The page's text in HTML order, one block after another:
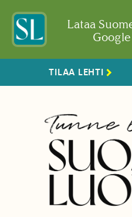
Lataa
TILAA LEHTI